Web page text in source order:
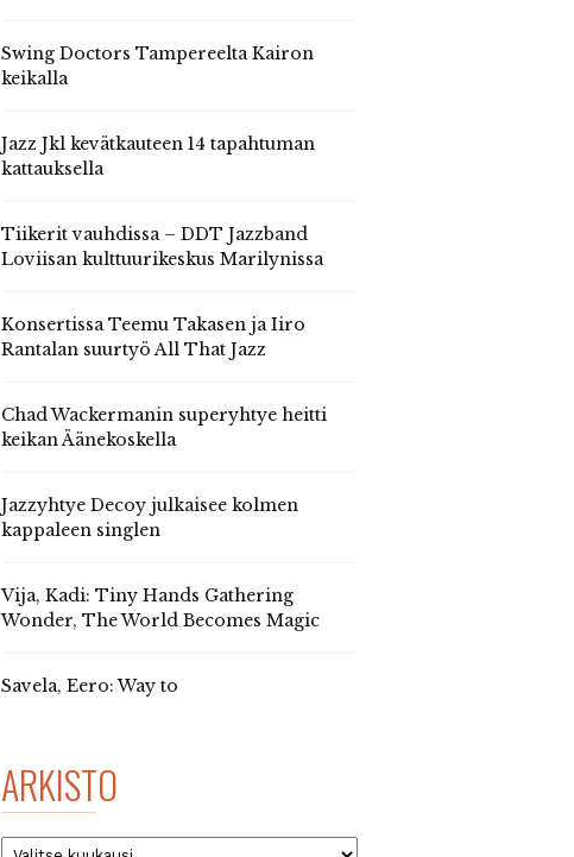
Swing Doctors Tampereelta Kairon
keikalla
Jazz Jkl kevätkauteen 14 tapahtuman
kattauksella
Tiikerit vauhdissa – DDT Jazzband
Loviisan kulttuurikeskus Marilynissa
Konsertissa Teemu Takasen ja Iiro
Rantalan suurtyö All That Jazz
Chad Wackermanin superyhtye heitti
keikan Äänekoskella
Jazzyhtye Decoy julkaisee kolmen
kappaleen singlen
Vija, Kadi: Tiny Hands Gathering
Wonder, The World Becomes Magic
Savela, Eero: Way to
ARKISTO
Arkisto